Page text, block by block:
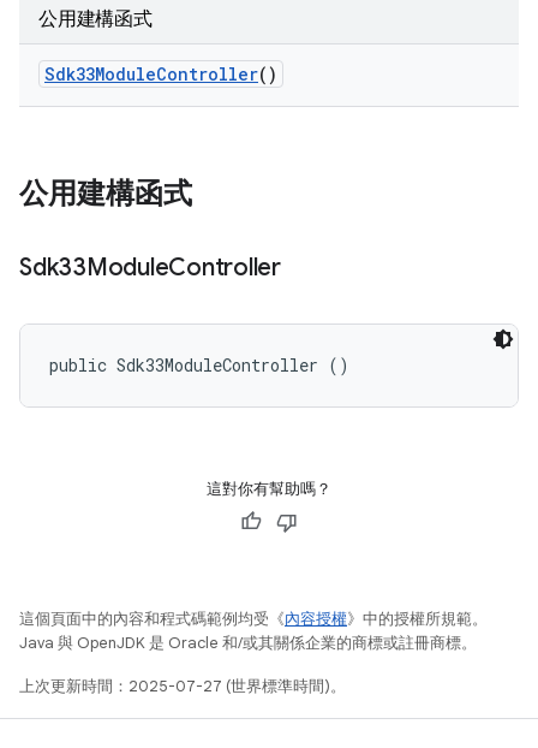
公用建構函式
Sdk33ModuleController()
公用建構函式
Sdk33ModuleController
public Sdk33ModuleController ()
這對你有幫助嗎？
這個頁面中的內容和程式碼範例均受《內容授權》中的授權所規範。
Java 與 OpenJDK 是 Oracle 和/或其關係企業的商標或註冊商標。
上次更新時間：2025-07-27 (世界標準時間)。